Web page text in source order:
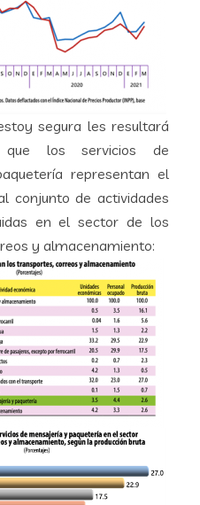
segura les resultará
los servicios de
representan el
conjunto de actividades
en el sector de los
y almacenamiento: